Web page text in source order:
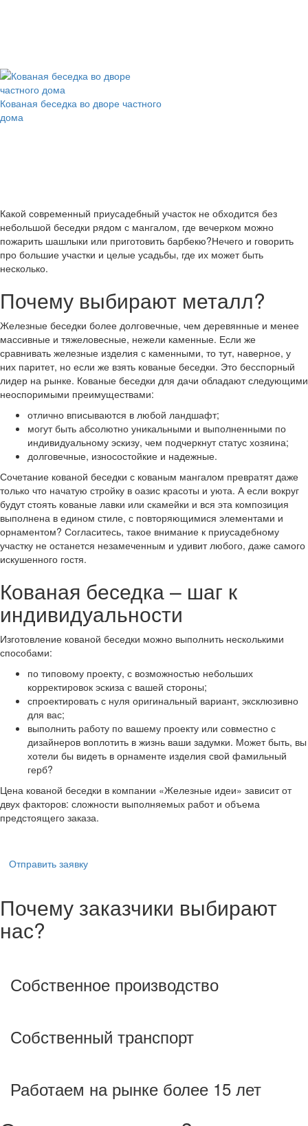
Кованая беседка во дворе частного
дома
Какой современный приусадебный участок не обходится без
небольшой беседки рядом с мангалом, где вечерком можно
пожарить шашлыки или приготовить барбекю?Нечего и говорить
про большие участки и целые усадьбы, где их может быть
несколько.
Почему выбирают металл?
Железные беседки более долговечные, чем деревянные и менее
массивные и тяжеловесные, нежели каменные. Если же
сравнивать железные изделия с каменными, то тут, наверное, у
них паритет, но если же взять кованые беседки. Это бесспорный
лидер на рынке. Кованые беседки для дачи обладают следующими
неоспоримыми преимуществами:
отлично вписываются в любой ландшафт;
могут быть абсолютно уникальными и выполненными по
индивидуальному эскизу, чем подчеркнут статус хозяина;
долговечные, износостойкие и надежные.
Сочетание кованой беседки с кованым мангалом превратят даже
только что начатую стройку в оазис красоты и уюта. А если вокруг
будут стоять кованые лавки или скамейки и вся эта композиция
выполнена в едином стиле, с повторяющимися элементами и
орнаментом? Согласитесь, такое внимание к приусадебному
участку не останется незамеченным и удивит любого, даже самого
искушенного гостя.
Кованая беседка – шаг к
индивидуальности
Изготовление кованой беседки можно выполнить несколькими
способами:
по типовому проекту, с возможностью небольших
корректировок эскиза с вашей стороны;
спроектировать с нуля оригинальный вариант, эксклюзивно
для вас;
выполнить работу по вашему проекту или совместно с
дизайнеров воплотить в жизнь ваши задумки. Может быть, вы
хотели бы видеть в орнаменте изделия свой фамильный
герб?
Цена кованой беседки в компании «Железные идеи» зависит от
двух факторов: сложности выполняемых работ и объема
предстоящего заказа.
Отправить заявку
Почему заказчики выбирают
нас?
Собственное производство
Собственный транспорт
Работаем на рынке более 15 лет